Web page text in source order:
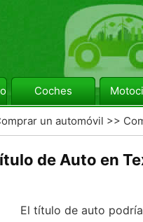
Coches
un automóvil >>
de Auto en
El título de auto